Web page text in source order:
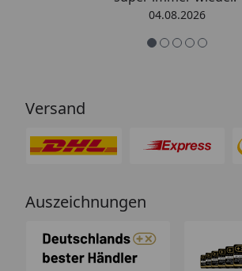
04.08.2026
Versand
Auszeichnungen